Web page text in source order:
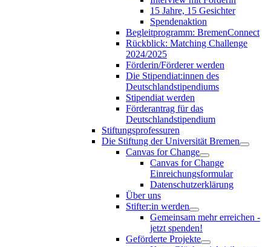
15 Jahre, 15 Gesichter
Spendenaktion
Begleitprogramm: BremenConnect
Rückblick: Matching Challenge
2024/2025
Förderin/Förderer werden
Die Stipendiat:innen des
Deutschlandstipendiums
Stipendiat werden
Förderantrag für das
Deutschlandstipendium
Stiftungsprofessuren
Die Stiftung der Universität Bremen
Canvas for Change
Canvas for Change
Einreichungsformular
Datenschutzerklärung
Über uns
Stifter:in werden
Gemeinsam mehr erreichen -
jetzt spenden!
Geförderte Projekte